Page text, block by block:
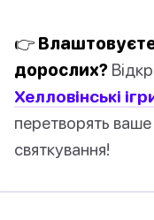
👉
дорослих?
Хелловінські
перетворять
святкування!